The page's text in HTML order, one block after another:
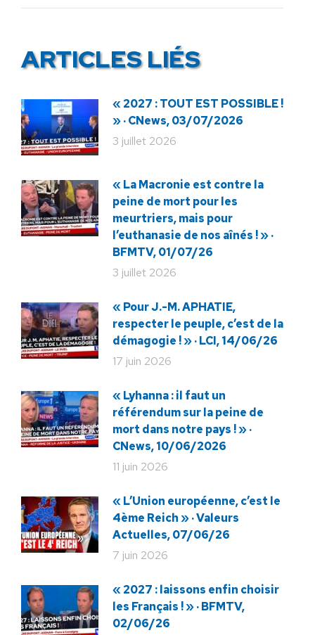
ARTICLES LIÉS
« 2027 : TOUT EST POSSIBLE !
» · CNews, 03/07/2026
3 juillet 2026
« La Macronie est contre la
peine de mort pour les
meurtriers, mais pour
l’euthanasie de nos aînés ! » ·
BFMTV, 01/07/26
3 juillet 2026
« Pour J.-M. APHATIE,
respecter le peuple, c’est de la
démagogie ! » · LCI, 14/06/26
17 juin 2026
« Lyhanna : il faut un
référendum sur la peine de
mort dans notre pays ! » ·
CNews, 10/06/2026
11 juin 2026
« L’Union européenne, c’est le
4ème Reich » · Valeurs
Actuelles, 07/06/26
7 juin 2026
« 2027 : laissons enfin choisir
les Français ! » · BFMTV,
02/06/26